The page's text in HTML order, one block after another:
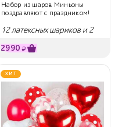
Набор из шаров Миньоны
поздравляют с праздником!
12 латексных шариков и 2
2990 ₽
ХИТ